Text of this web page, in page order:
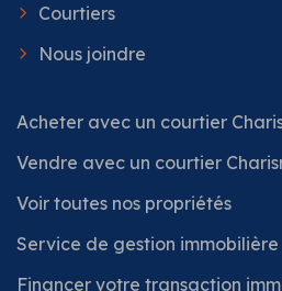
Courtiers
Nous joindre
Acheter avec un courtier
Vendre avec un courtier
Voir toutes nos propriétés
Service de gestion immobilière
Financer votre transaction